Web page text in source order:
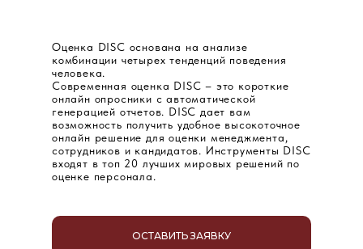
Оценка DISC основана на анализе
комбинации четырех тенденций поведения
человека.
Современная оценка DISC – это короткие
онлайн опросники с автоматической
генерацией отчетов. DISC дает вам
возможность получить удобное высокоточное
онлайн решение для оценки менеджмента,
сотрудников и кандидатов. Инструменты DISC
входят в топ 20 лучших мировых решений по
оценке персонала.
ОСТАВИТЬ ЗАЯВКУ